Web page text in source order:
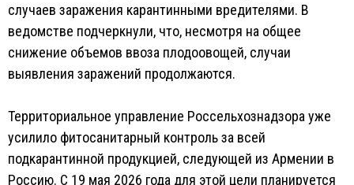
случаев заражения карантинными вредителями. В
ведомстве подчеркнули, что, несмотря на общее
снижение объемов ввоза плодоовощей, случаи
выявления заражений продолжаются.
Территориальное управление Россельхознадзора уже
усилило фитосанитарный контроль за всей
подкарантинной продукцией, следующей из Армении в
Россию. С 19 мая 2026 года для этой цели планируется